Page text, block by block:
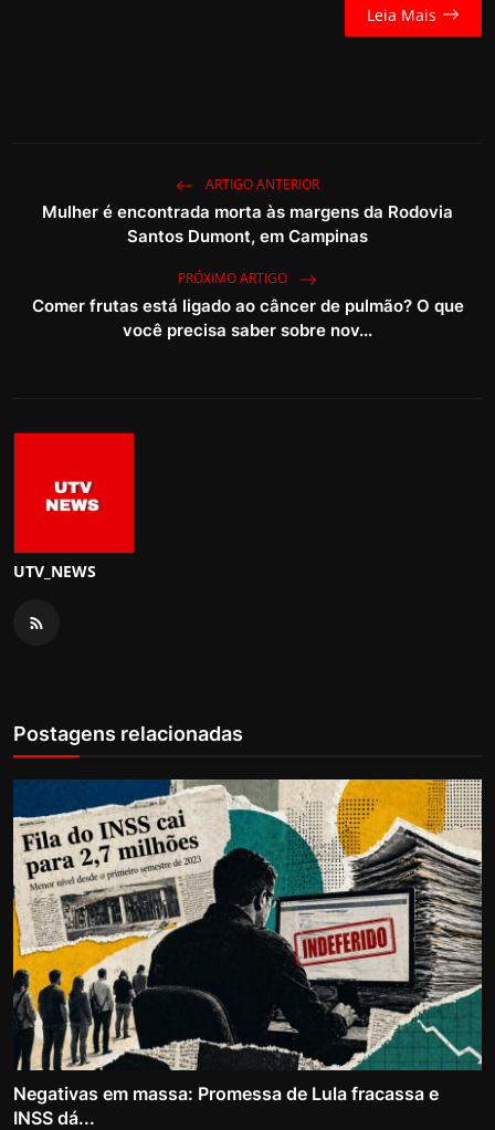
Leia Mais
ARTIGO ANTERIOR
Mulher é encontrada morta às margens da Rodovia
Santos Dumont, em Campinas
PRÓXIMO ARTIGO
Comer frutas está ligado ao câncer de pulmão? O que
você precisa saber sobre nov...
UTV_NEWS
Postagens relacionadas
Negativas em massa: Promessa de Lula fracassa e
INSS dá...